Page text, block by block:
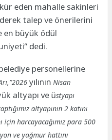
eden mahalle sakinleri
talep ve önerilerini
en büyük ödül
dedi.
personellerine
yılının Nisan
altyapı ve üstyapı
altyapının 2 katını
için harcayacağımız para 500
ve yağmur hattını